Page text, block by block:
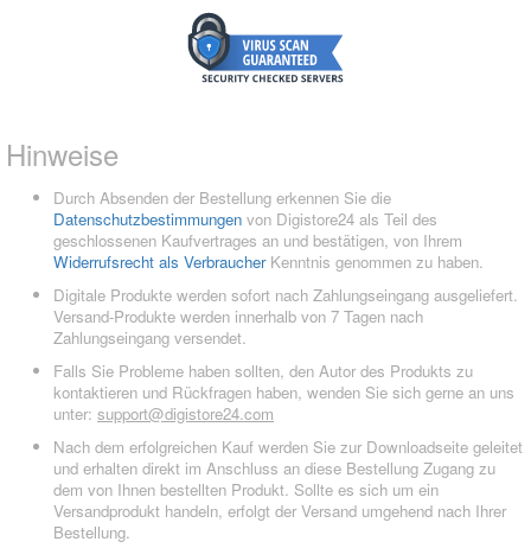
Hinweise
Durch Absenden der Bestellung erkennen Sie die
Datenschutzbestimmungen von Digistore24 als Teil des
geschlossenen Kaufvertrages an und bestätigen, von Ihrem
Widerrufsrecht als VerbraucherKenntnis genommen zu haben.
Digitale Produkte werden sofort nach Zahlungseingang ausgeliefert.
Versand-Produkte werden innerhalb von 7 Tagen nach
Zahlungseingang versendet.
Falls Sie Probleme haben sollten, den Autor des Produkts zu
kontaktieren und Rückfragen haben, wenden Sie sich gerne an uns
unter: support@digistore24.com
Nach dem erfolgreichen Kauf werden Sie zur Downloadseite geleitet
und erhalten direkt im Anschluss an diese Bestellung Zugang zu
dem von Ihnen bestellten Produkt. Sollte es sich um ein
Versandprodukt handeln, erfolgt der Versand umgehend nach Ihrer
Bestellung.